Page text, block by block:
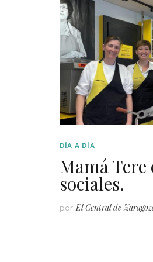
DÍA A DÍA
Mamá Tere
sociales.
por El Central de